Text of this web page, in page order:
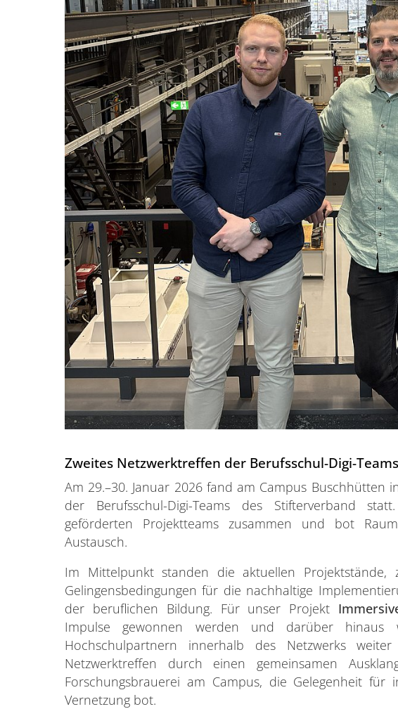
Zweites Netzwerktreffen der Berufsschul-Digi-
Am 29.–30. Januar 2026 fand am Campus Buschhütten
der Berufsschul-Digi-Teams des Stifterverband
geförderten Projektteams zusammen und bot
Austausch.
Im Mittelpunkt standen die aktuellen Projektstände,
Gelingensbedingungen für die nachhaltige
der beruflichen Bildung. Für unser Projekt
Impulse gewonnen werden und darüber hinaus
Hochschulpartnern innerhalb des Netzwerks
Netzwerktreffen durch einen gemeinsamen
Forschungsbrauerei am Campus, die Gelegenheit für
Vernetzung bot.